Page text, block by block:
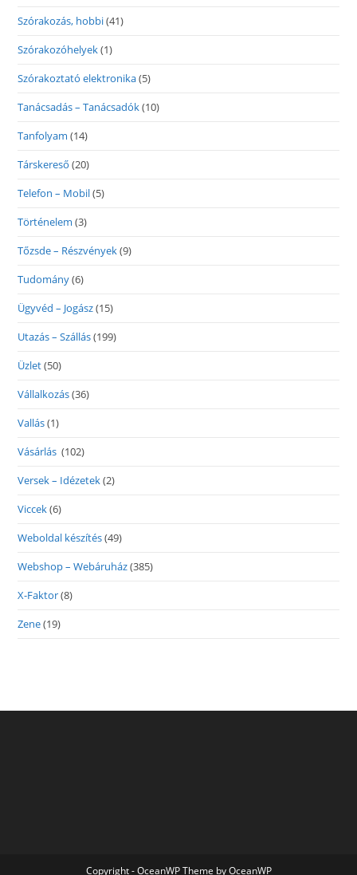
Szórakozás, hobbi(41)
Szórakozóhelyek(1)
Szórakoztató elektronika(5)
Tanácsadás – Tanácsadók(10)
Tanfolyam (14)
Társkereső (20)
Telefon – Mobil(5)
Történelem (3)
Tőzsde – Részvények(9)
Tudomány(6)
Ügyvéd – Jogász(15)
Utazás – Szállás(199)
Üzlet(50)
Vállalkozás(36)
Vallás(1)
Vásárlás (102)
Versek – Idézetek(2)
Viccek(6)
Weboldal készítés(49)
Webshop – Webáruház(385)
X-Faktor(8)
Zene(19)
Copyright - OceanWP Theme by OceanWP